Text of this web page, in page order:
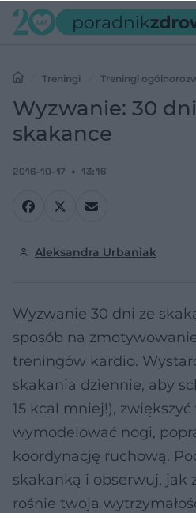
Treningi Treningi
skakania na skakance
Wyzwanie: 30
skakance
2016-10-17 13:16
Aleksandra Urbaniak
Wyzwanie 30 dni ze
sposób na
treningów kardio.
skakania dziennie, aby
15 kcal mniej!),
wymodelować nogi,
koordynację ruchową.
skakanką i obserwuj, jak
rośnie twoja